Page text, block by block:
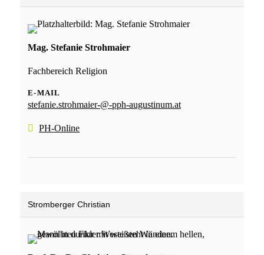
Mag. Stefanie Strohmaier
Fachbereich Religion
E-MAIL
stefanie.strohmaier-@-pph-augustinum.at
PH-Online
Stromberger Christian